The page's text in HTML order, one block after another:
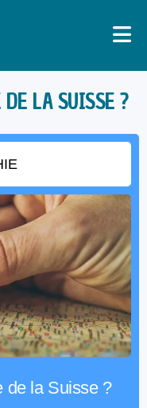
LA SUISSE ?
de la Suisse ?